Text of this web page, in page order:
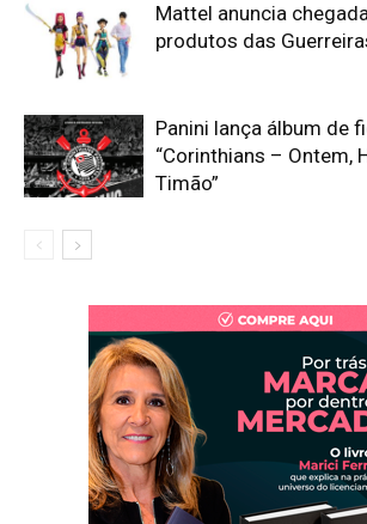
Mattel anuncia
produtos das
Panini lança álbum de
“Corinthians – Ontem,
Timão”